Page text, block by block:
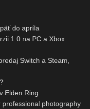
do apríla
1.0 na PC a Xbox
Switch a Steam,
Elden Ring
photography